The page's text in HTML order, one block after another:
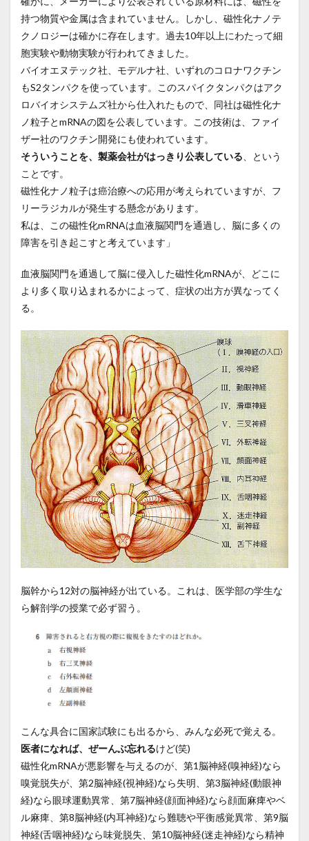
持つ物質や金属は含まれていません。しかし、磁性化ナノテ
クノロジーは確かに存在します。過去10年以上にわたって細
胞実験や動物実験が行われてきました。
バイオエヌテック社、モデルナ社、いずれのコロナワクチン
もS2タンパクを使っています。このスパイクタンパクはアク
ロバイオシステムズ社から仕入れたもので、同社は磁性化ナ
ノ粒子とmRNAの図を公表しています。この技術は、ファイ
ザー社のワクチン開発にも使われています。
そういうことを、製薬会社がはっきり公表している 、という
ことです。
磁性化ナノ粒子は癌治療への応用が考えられていますが、フ
リーラジカルが発生する懸念があります。
私は、この磁性化mRNAは血液脳関門を通過し、脳に多くの
障害を引き起こすと考えています」
血液脳関門を通過して脳に侵入した磁性化mRNAが、どこに
より多く取り込まれるかによって、症状の出方が異なってく
る。
脳幹から12対の脳神経が出ている。これは、医学部の学生な
ら解剖学の授業で必ず習う。
こんな具合に国家試験にも出るから、みんな必死で覚える。
医者になれば、ぜーんぶ忘れるけど(笑)
磁性化mRNAが悪影響を与えるのが、第1脳神経(嗅神経)なら
嗅覚脱失が、第2脳神経(視神経)なら失明、第3脳神経(動眼神
経)なら眼球運動異常、第7脳神経(顔面神経)なら顔面麻痺やベ
ル麻痺、第8脳神経(内耳神経)なら難聴や平衡感覚異常、第9脳
神経(舌咽神経)なら味覚脱失、第10脳神経(迷走神経)なら精神